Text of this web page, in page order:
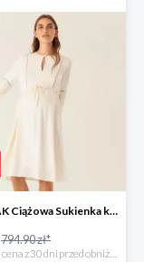
IVY & OAK Ciążowa Sukienka koszulowa -20%
794.90 zł*
*najniższa cena z 30 dni przed obniżką